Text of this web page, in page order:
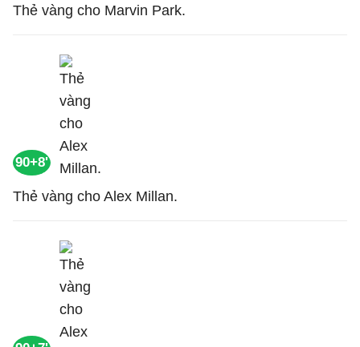
Thẻ vàng cho Marvin Park.
90+8'
Thẻ vàng cho Alex Millan.